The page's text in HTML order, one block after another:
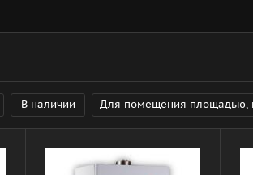
В наличии Для помещения площадью,